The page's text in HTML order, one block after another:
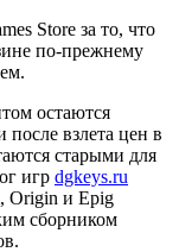
Store за то, что
по-прежнему
остаются
взлета цен в
старыми для
игр dgkeys.ru
Origin и Epig
сборником